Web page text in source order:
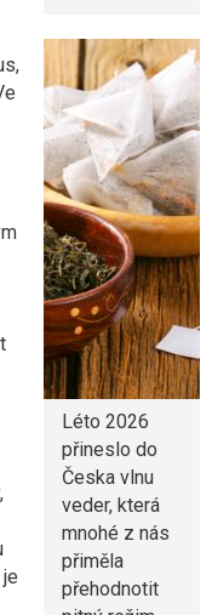
Proč vám v
horku
nestačí jen
voda? Jaké
nápoje tělo
skutečně
potřebuje
5. 8. 2026
Léto 2026
přineslo do
Česka vlnu
veder, která
mnohé z nás
přiměla
přehodnotit